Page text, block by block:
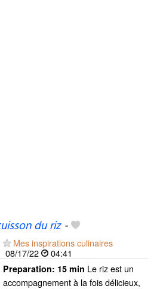
du riz-
Mes inspirations culinaires
08/17/22
04:41
Preparation: 15 min Le riz est un
accompagnement à la fois délicieux,